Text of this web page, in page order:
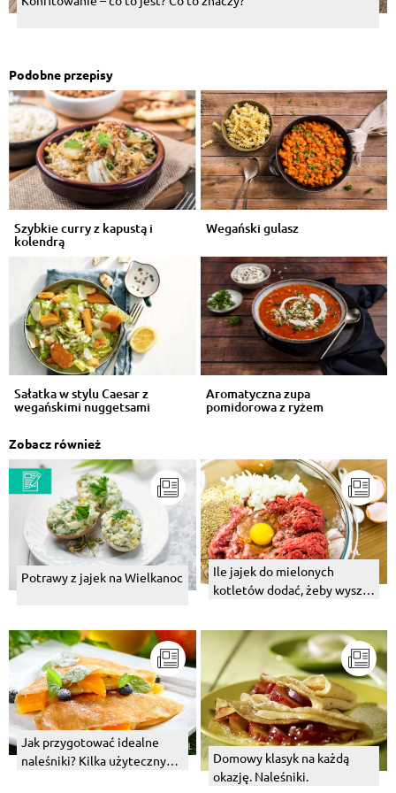
Podobne przepisy
Szybkie curry z kapustą i
kolendrą
Wegański gulasz
Sałatka w stylu Caesar z
wegańskimi nuggetsami
Aromatyczna zupa
pomidorowa z ryżem
Zobacz również
Potrawy z jajek na Wielkanoc
Ile jajek do mielonych
kotletów dodać, żeby wyszły
Jak przygotować idealne
naleśniki? Kilka użytecznych
Domowy klasyk na każdą
okazję. Naleśniki.